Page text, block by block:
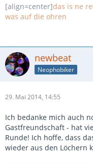
[align=center]das is ne
was auf die ohren
newbeat
Neophobiker
29. Mai 2014, 14:55
Ich bedanke mich auch
Gastfreundschaft - hat
Runde! Ich hoffe, dass
wieder aus den Löchern